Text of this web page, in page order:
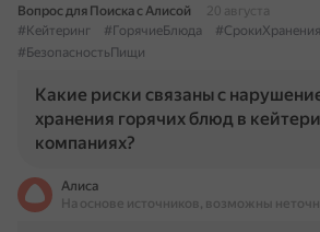
Вопрос для Поиска с Алисой
20 августа
#Кейтеринг
#ГорячиеБлюда #СрокиХранения
#БезопасностьПищи
Какие риски связаны с
хранения горячих блюд в
компаниях?
Алиса
На основе источников, возможны